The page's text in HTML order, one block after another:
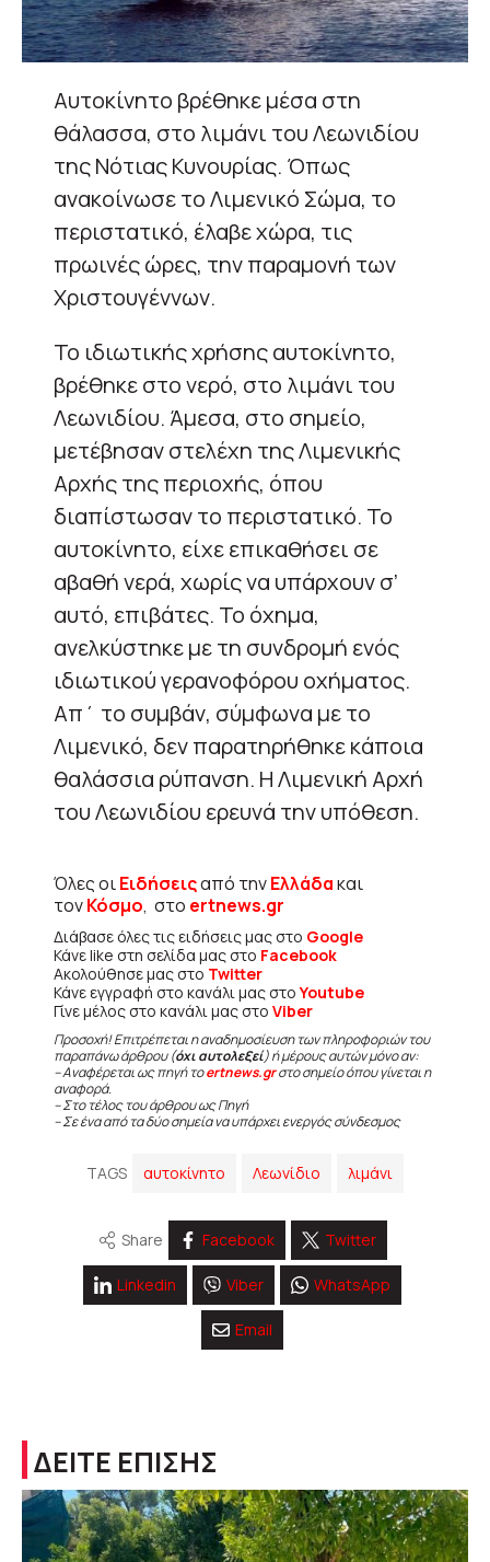
Αυτοκίνητο βρέθηκε μέσα στη
θάλασσα, στο λιμάνι του Λεωνιδίου
της Νότιας Κυνουρίας. Όπως
ανακοίνωσε το Λιμενικό Σώμα, το
περιστατικό, έλαβε χώρα, τις
πρωινές ώρες, την παραμονή των
Χριστουγέννων.
Το ιδιωτικής χρήσης αυτοκίνητο,
βρέθηκε στο νερό, στο λιμάνι του
Λεωνιδίου. Άμεσα, στο σημείο,
μετέβησαν στελέχη της Λιμενικής
Αρχής της περιοχής, όπου
διαπίστωσαν το περιστατικό. Το
αυτοκίνητο, είχε επικαθήσει σε
αβαθή νερά, χωρίς να υπάρχουν σ’
αυτό, επιβάτες. Το όχημα,
ανελκύστηκε με τη συνδρομή ενός
ιδιωτικού γερανοφόρου οχήματος.
Απ΄ το συμβάν, σύμφωνα με το
Λιμενικό, δεν παρατηρήθηκε κάποια
θαλάσσια ρύπανση. Η Λιμενική Αρχή
του Λεωνιδίου ερευνά την υπόθεση.
Όλες οιΕιδήσειςαπό τηνΕλλάδακαι
τονΚόσμο, στο ertnews.gr
Διάβασε όλες τις ειδήσεις μας στο Google
Κάνε like στη σελίδα μας στο Facebook
Ακολούθησε μας στο Twitter
Κάνε εγγραφή στο κανάλι μας στοYoutube
Γίνε μέλος στο κανάλι μας στο Viber
Προσοχή! Επιτρέπεται η αναδημοσίευση των πληροφοριών του
παραπάνω άρθρου (όχι αυτολεξεί) ή μέρους αυτών μόνο αν:
– Αναφέρεται ως πηγή τοertnews.grστο σημείο όπου γίνεται η
αναφορά.
– Στο τέλος του άρθρου ως Πηγή
– Σε ένα από τα δύο σημεία να υπάρχει ενεργός σύνδεσμος
TAGS αυτοκίνητο Λεωνίδιο λιμάνι
Share Facebook Twitter
Linkedin Viber WhatsApp
Email
ΔΕΙΤΕ ΕΠΙΣΗΣ